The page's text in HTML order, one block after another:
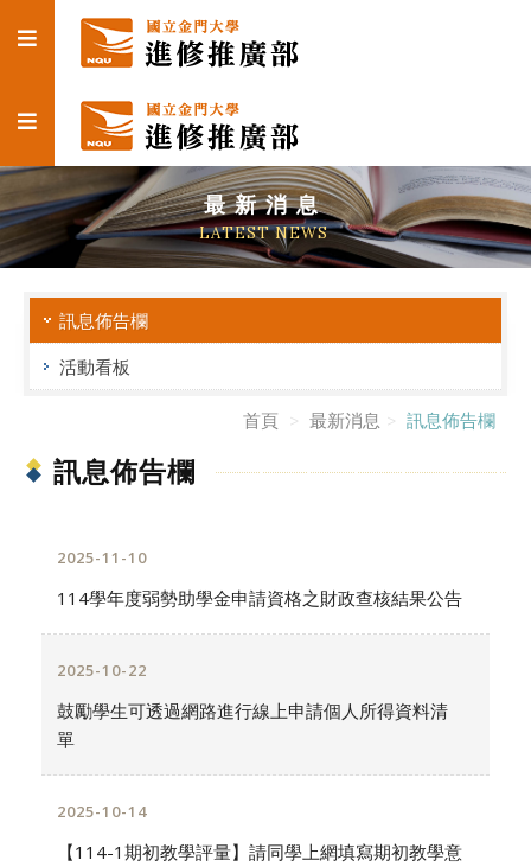
最新消息
LATEST NEWS
訊息佈告欄
活動看板
首頁 最新消息 訊息佈告欄
訊息佈告欄
2025-11-10
114學年度弱勢助學金申請資格之財政查核結果公告
2025-10-22
鼓勵學生可透過網路進行線上申請個人所得資料清
單
2025-10-14
【114-1期初教學評量】請同學上網填寫期初教學意